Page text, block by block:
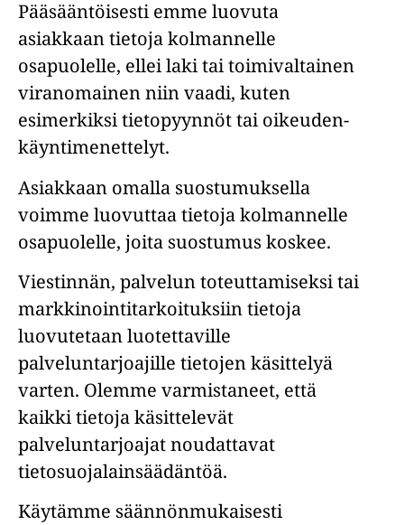
Pääsääntöisesti emme luovuta
asiakkaan tietoja kolmannelle
osapuolelle, ellei laki tai toimivaltainen
viranomainen niin vaadi, kuten
esimerkiksi tietopyynnöt tai oikeuden-
käyntimenettelyt.
Asiakkaan omalla suostumuksella
voimme luovuttaa tietoja kolmannelle
osapuolelle, joita suostumus koskee.
Viestinnän, palvelun toteuttamiseksi tai
markkinointitarkoituksiin tietoja
luovutetaan luotettaville
palveluntarjoajille tietojen käsittelyä
varten. Olemme varmistaneet, että
kaikki tietoja käsittelevät
palveluntarjoajat noudattavat
tietosuojalainsäädäntöä.
Käytämme säännönmukaisesti